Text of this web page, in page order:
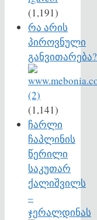
(1,191)
რა არის
პიროვნული
განვითარება?
(1,141)
ჩარლი
ჩაპლინის
წერილი
საკუთარ
ქალიშვილს
–
ჯერალდინას